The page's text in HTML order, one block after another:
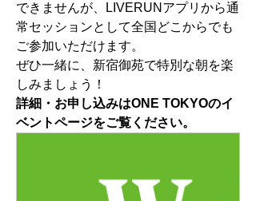
できませんが、LIVERUNアプリから通
常セッションとして全国どこからでも
ご参加いただけます。
ぜひ一緒に、新宿御苑で特別な朝を楽
しみましょう！
詳細・お申し込みはONE TOKYOのイ
ベントページをご覧ください。